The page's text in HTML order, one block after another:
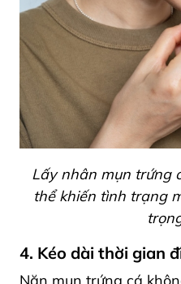
Lấy nhân mụn trứng
thể khiến tình trạng
4. Kéo dài thời gian